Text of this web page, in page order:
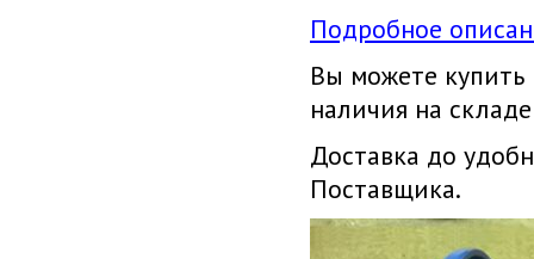
Подробное
Вы можете
наличия на
Доставка до
Поставщика.